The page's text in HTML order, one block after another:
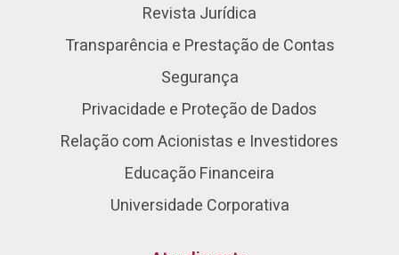
Revista Jurídica
Transparência e Prestação de Contas
Segurança
Privacidade e Proteção de Dados
Relação com Acionistas e Investidores
Educação Financeira
Universidade Corporativa